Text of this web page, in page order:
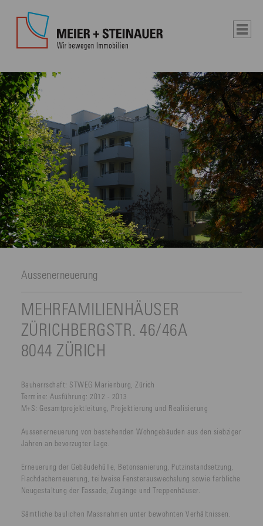
Aussenerneuerung
MEHRFAMILIENHÄUSER
ZÜRICHBERGSTR. 46/46A
8044 ZÜRICH
Bauherrschaft: STWEG Marienburg, Zürich
Termine: Ausführung: 2012 - 2013
M+S: Gesamtprojektleitung, Projektierung und Realisierung
Aussenerneuerung von bestehenden Wohngebäuden aus den siebziger
Jahren an bevorzugter Lage.
Erneuerung der Gebäudehülle, Betonsanierung, Putzinstandsetzung,
Flachdacherneuerung, teilweise Fensterauswechslung sowie farbliche
Neugestaltung der Fassade, Zugänge und Treppenhäuser.
Sämtliche baulichen Massnahmen unter bewohnten Verhältnissen.